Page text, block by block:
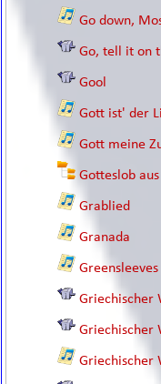
Go down,
Go, tell it on
Gool
Gott ist' der
Gott meine
Gotteslob
Grablied
Granada
Greensleeves
Griechischer
Griechischer
Griechischer